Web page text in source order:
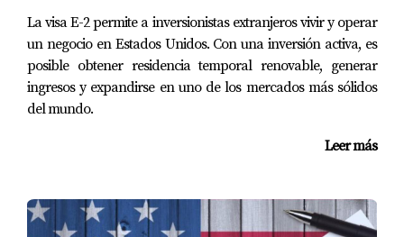
La visa E-2 permite a inversionistas extranjeros vivir y operar
un negocio en Estados Unidos. Con una inversión activa, es
posible obtener residencia temporal renovable, generar
ingresos y expandirse en uno de los mercados más sólidos
del mundo.
Leer más